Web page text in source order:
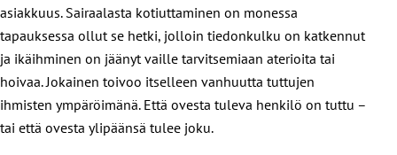
asiakkuus. Sairaalasta kotiuttaminen on monessa
tapauksessa ollut se hetki, jolloin tiedonkulku on katkennut
ja ikäihminen on jäänyt vaille tarvitsemiaan aterioita tai
hoivaa. Jokainen toivoo itselleen vanhuutta tuttujen
ihmisten ympäröimänä. Että ovesta tuleva henkilö on tuttu –
tai että ovesta ylipäänsä tulee joku.